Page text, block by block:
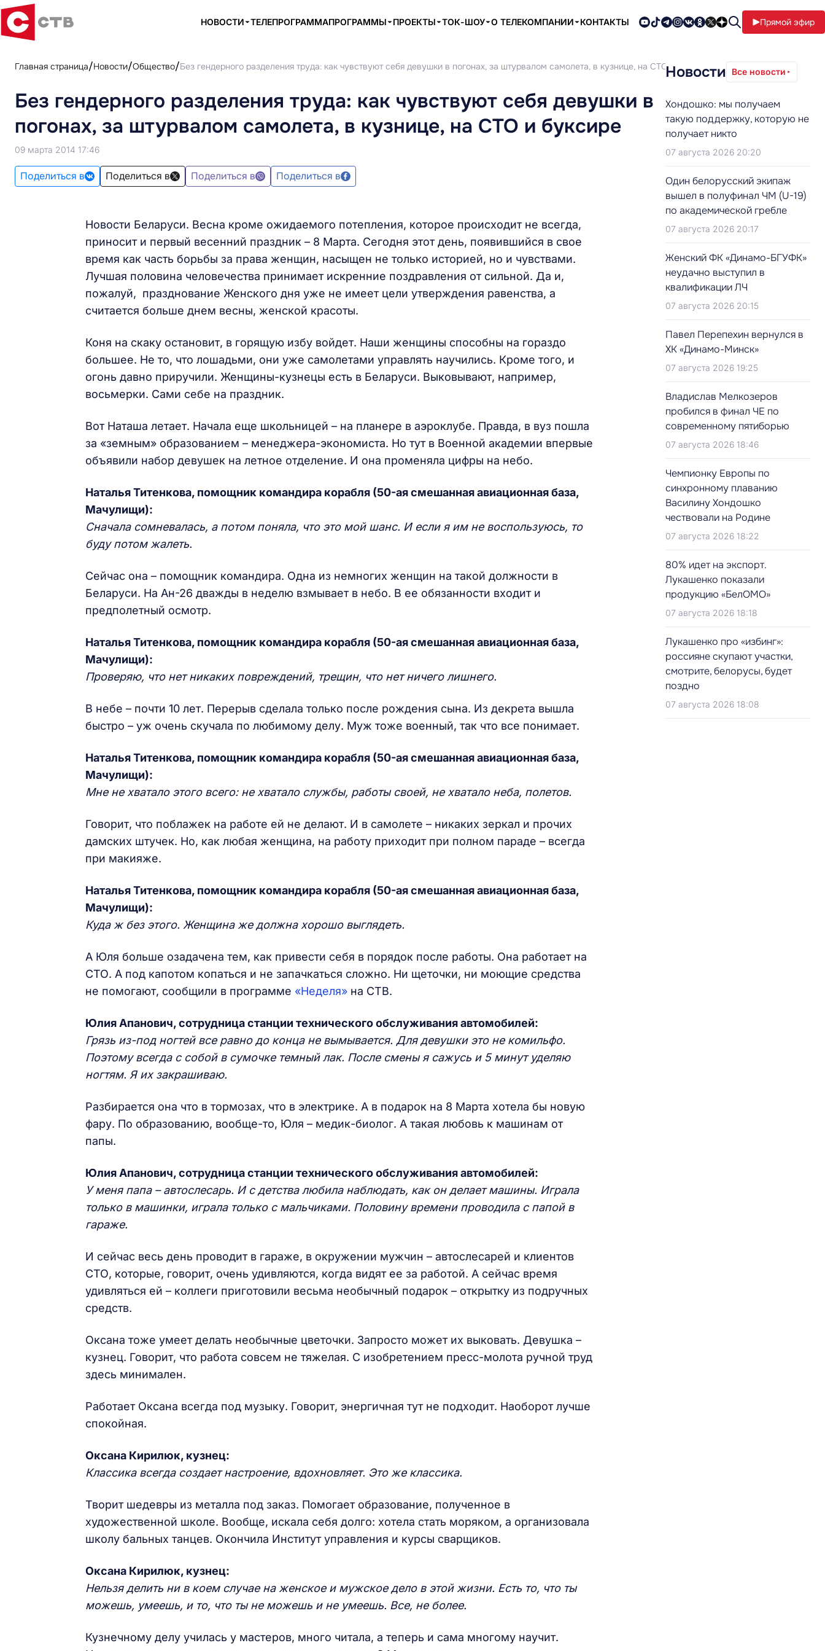
НОВОСТИ ТЕЛЕПРОГРАММАПРОГРАММЫ ПРОЕКТЫ ТОК-ШОУ О ТЕЛЕКОМПАНИИ КОНТАКТЫ Прямой эфир
Главная страница Новости Общество Без гендерного разделения труда: как чувствуют себя девушки в погонах, за штурвалом самолета, в кузнице, на СТО и буксире
Без гендерного разделения труда: как чувствуют себя девушки в
погонах, за штурвалом самолета, в кузнице, на СТО и буксире
09 марта 2014 17:46
Поделиться в Поделиться в Поделиться в Поделиться в
Новости Беларуси. Весна кроме ожидаемого потепления, которое происходит не всегда,
приносит и первый весенний праздник – 8 Марта. Сегодня этот день, появившийся в свое
время как часть борьбы за права женщин, насыщен не только историей, но и чувствами.
Лучшая половина человечества принимает искренние поздравления от сильной. Да и,
пожалуй, празднование Женского дня уже не имеет цели утверждения равенства, а
считается больше днем весны, женской красоты.
Коня на скаку остановит, в горящую избу войдет. Наши женщины способны на гораздо
большее. Не то, что лошадьми, они уже самолетами управлять научились. Кроме того, и
огонь давно приручили. Женщины-кузнецы есть в Беларуси. Выковывают, например,
восьмерки. Сами себе на праздник.
Вот Наташа летает. Начала еще школьницей – на планере в аэроклубе. Правда, в вуз пошла
за «земным» образованием – менеджера-экономиста. Но тут в Военной академии впервые
объявили набор девушек на летное отделение. И она променяла цифры на небо.
Наталья Титенкова, помощник командира корабля (50-ая смешанная авиационная база,
Мачулищи):
Сначала сомневалась, а потом поняла, что это мой шанс. И если я им не воспользуюсь, то
буду потом жалеть.
Сейчас она – помощник командира. Одна из немногих женщин на такой должности в
Беларуси. На Ан-26 дважды в неделю взмывает в небо. В ее обязанности входит и
предполетный осмотр.
Наталья Титенкова, помощник командира корабля (50-ая смешанная авиационная база,
Мачулищи):
Проверяю, что нет никаких повреждений, трещин, что нет ничего лишнего.
В небе – почти 10 лет. Перерыв сделала только после рождения сына. Из декрета вышла
быстро – уж очень скучала по любимому делу. Муж тоже военный, так что все понимает.
Наталья Титенкова, помощник командира корабля (50-ая смешанная авиационная база,
Мачулищи):
Мне не хватало этого всего: не хватало службы, работы своей, не хватало неба, полетов.
Говорит, что поблажек на работе ей не делают. И в самолете – никаких зеркал и прочих
дамских штучек. Но, как любая женщина, на работу приходит при полном параде – всегда
при макияже.
Наталья Титенкова, помощник командира корабля (50-ая смешанная авиационная база,
Мачулищи):
Куда ж без этого. Женщина же должна хорошо выглядеть.
А Юля больше озадачена тем, как привести себя в порядок после работы. Она работает на
СТО. А под капотом копаться и не запачкаться сложно. Ни щеточки, ни моющие средства
не помогают, сообщили в программе «Неделя» на СТВ.
Юлия Апанович, сотрудница станции технического обслуживания автомобилей:
Грязь из-под ногтей все равно до конца не вымывается. Для девушки это не комильфо.
Поэтому всегда с собой в сумочке темный лак. После смены я сажусь и 5 минут уделяю
ногтям. Я их закрашиваю.
Разбирается она что в тормозах, что в электрике. А в подарок на 8 Марта хотела бы новую
фару. По образованию, вообще-то, Юля – медик-биолог. А такая любовь к машинам от
папы.
Юлия Апанович, сотрудница станции технического обслуживания автомобилей:
У меня папа – автослесарь. И с детства любила наблюдать, как он делает машины. Играла
только в машинки, играла только с мальчиками. Половину времени проводила с папой в
гараже.
И сейчас весь день проводит в гараже, в окружении мужчин – автослесарей и клиентов
СТО, которые, говорит, очень удивляются, когда видят ее за работой. А сейчас время
удивляться ей – коллеги приготовили весьма необычный подарок – открытку из подручных
средств.
Оксана тоже умеет делать необычные цветочки. Запросто может их выковать. Девушка –
кузнец. Говорит, что работа совсем не тяжелая. С изобретением пресс-молота ручной труд
здесь минимален.
Работает Оксана всегда под музыку. Говорит, энергичная тут не подходит. Наоборот лучше
спокойная.
Оксана Кирилюк, кузнец:
Классика всегда создает настроение, вдохновляет. Это же классика.
Творит шедевры из металла под заказ. Помогает образование, полученное в
художественной школе. Вообще, искала себя долго: хотела стать моряком, а организовала
школу бальных танцев. Окончила Институт управления и курсы сварщиков.
Оксана Кирилюк, кузнец:
Нельзя делить ни в коем случае на женское и мужское дело в этой жизни. Есть то, что ты
можешь, умеешь, и то, что ты не можешь и не умеешь. Все, не более.
Кузнечному делу училась у мастеров, много читала, а теперь и сама многому научит.
Новости Все новости
Хондошко: мы получаем
такую поддержку, которую не
получает никто
07 августа 2026 20:20
Один белорусский экипаж
вышел в полуфинал ЧМ (U-19)
по академической гребле
07 августа 2026 20:17
Женский ФК «Динамо-БГУФК»
неудачно выступил в
квалификации ЛЧ
07 августа 2026 20:15
Павел Перепехин вернулся в
ХК «Динамо-Минск»
07 августа 2026 19:25
Владислав Мелкозеров
пробился в финал ЧЕ по
современному пятиборью
07 августа 2026 18:46
Чемпионку Европы по
синхронному плаванию
Василину Хондошко
чествовали на Родине
07 августа 2026 18:22
80% идет на экспорт.
Лукашенко показали
продукцию «БелОМО»
07 августа 2026 18:18
Лукашенко про «избинг»:
россияне скупают участки,
смотрите, белорусы, будет
поздно
07 августа 2026 18:08